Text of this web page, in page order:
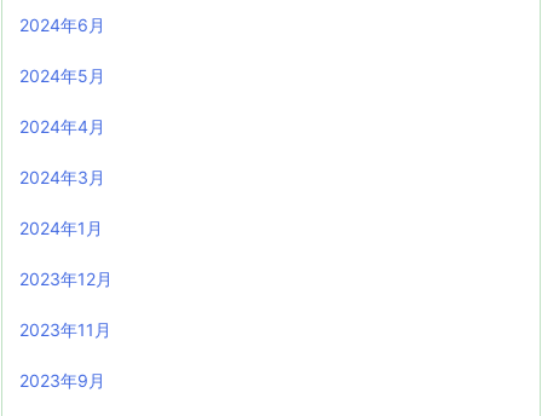
2024年6月
2024年5月
2024年4月
2024年3月
2024年1月
2023年12月
2023年11月
2023年9月